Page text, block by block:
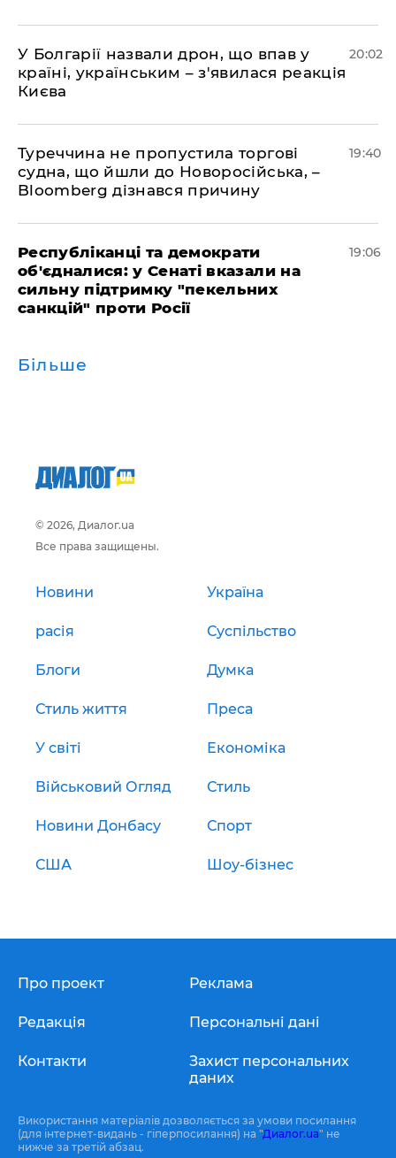
У Болгарії назвали дрон, що впав у
країні, українським – з'явилася реакція
Києва
20:02
Туреччина не пропустила торгові
судна, що йшли до Новоросійська, –
Bloomberg дізнався причину
19:40
Республіканці та демократи
об'єдналися: у Сенаті вказали на
сильну підтримку "пекельних
санкцій" проти Росії
19:06
Більше
© 2026, Диалог.ua
Все права защищены.
Новини Україна
расія Суспільство
Блоги Думка
Стиль життя Преса
У світі Економіка
Військовий Огляд Стиль
Новини Донбасу Спорт
США Шоу-бізнес
Про проект
Редакція
Контакти
Реклама
Персональні дані
Захист персональних
даних
Використання матеріалів дозволяється за умови посилання
(для інтернет-видань - гіперпосилання) на "Диалог.ua" не
нижче за третій абзац.